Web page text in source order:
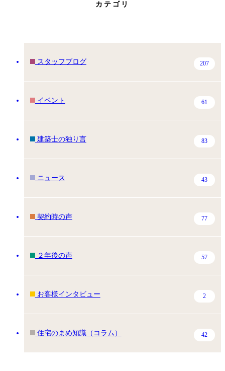
カテゴリ
スタッフブログ 207
イベント 61
建築士の独り言 83
ニュース 43
契約時の声 77
２年後の声 57
お客様インタビュー 2
住宅のまめ知識（コラム） 42